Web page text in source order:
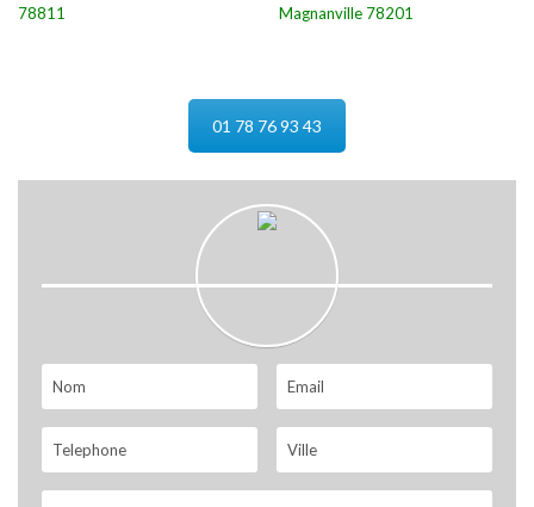
78811
Magnanville 78201
01 78 76 93 43